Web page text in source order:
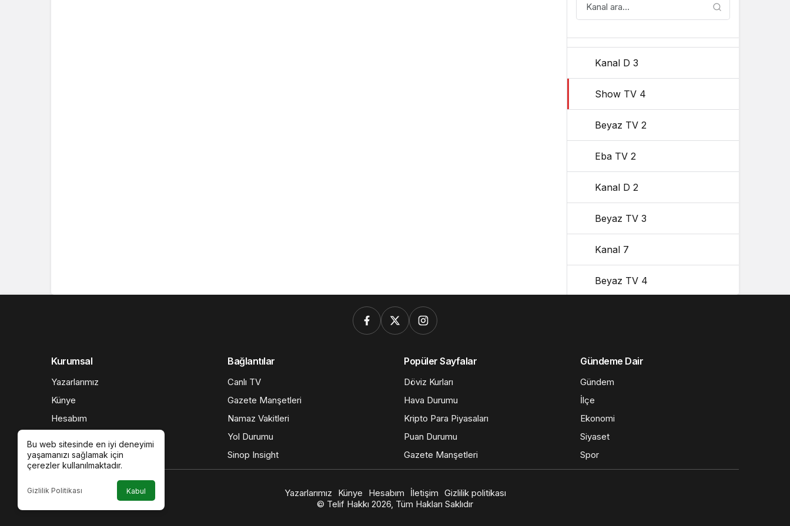
Kanal D 3
Show TV 4
Beyaz TV 2
Eba TV 2
Kanal D 2
Beyaz TV 3
Kanal 7
Beyaz TV 4
Bu web sitesinde en iyi deneyimi
yaşamanızı sağlamak için
çerezler kullanılmaktadır.
Gizlilik Politikası Kabul
Kurumsal
Yazarlarımız
Künye
Hesabım
Gizlilik politikası
Bağlantılar
Canlı TV
Gazete Manşetleri
Namaz Vakitleri
Yol Durumu
Sinop Insight
Popüler Sayfalar
Döviz Kurları
Hava Durumu
Kripto Para Piyasaları
Puan Durumu
Gazete Manşetleri
Gündeme Dair
Gündem
İlçe
Ekonomi
Siyaset
Spor
Yazarlarımız Künye Hesabım İletişim Gizlilik politikası
© Telif Hakkı 2026, Tüm Hakları Saklıdır